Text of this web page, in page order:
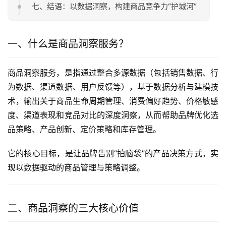
七、结语：以数据洞察，构建商品竞争力“护城河”
一、什么是商品洞察服务？
商品洞察服务，是指通过整合多源数据（包括销售数据、行
为数据、渠道数据、用户反馈等），基于数据分析与建模技
术，输出关于商品生命周期管理、消费偏好趋势、价格敏感
度、渠道表现和竞品对比的深度洞察，从而帮助品牌优化选
品策略、产品创新、定价策略和库存管理。
它的核心目标，是让品牌告别“拍脑袋”的产品决策方式，实
现以数据驱动的商品管理与策略调整。
二、商品洞察的三大核心价值